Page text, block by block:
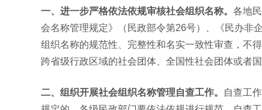
一、进一步严格依法依规审核社会组织名称。 各地
会名称管理规定》（民政部令第26号）、《民办非
组织名称的规范性、完整性和名实一致性审查，不
跨省级行政区域的社会团体、全国性社会团体或者国
二、组织开展社会组织名称管理自查工作。
自查工